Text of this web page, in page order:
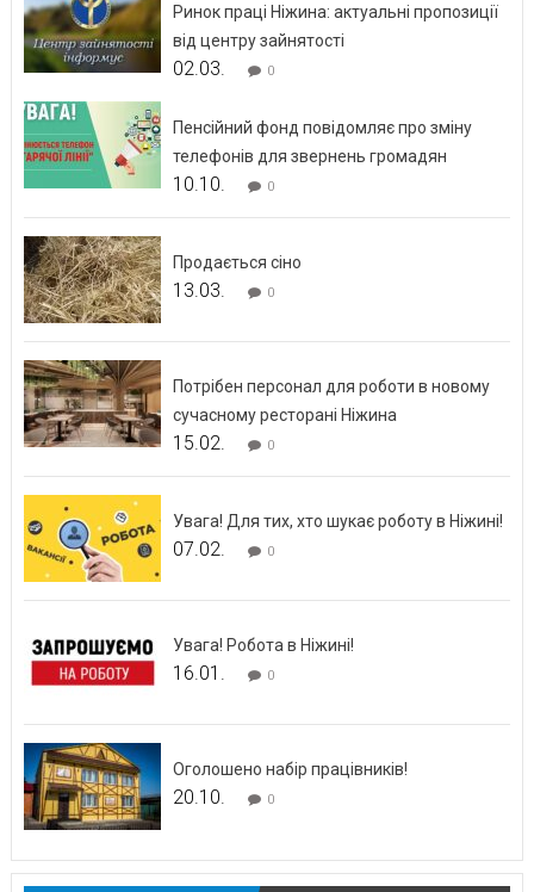
Ринок праці Ніжина: актуальні пропозиції
від центру зайнятості
02.03. 0
Пенсійний фонд повідомляє про зміну
телефонів для звернень громадян
10.10. 0
Продається сіно
13.03. 0
Потрібен персонал для роботи в новому
сучасному ресторані Ніжина
15.02. 0
Увага! Для тих, хто шукає роботу в Ніжині!
07.02. 0
Увага! Робота в Ніжині!
16.01. 0
Оголошено набір працівників!
20.10. 0